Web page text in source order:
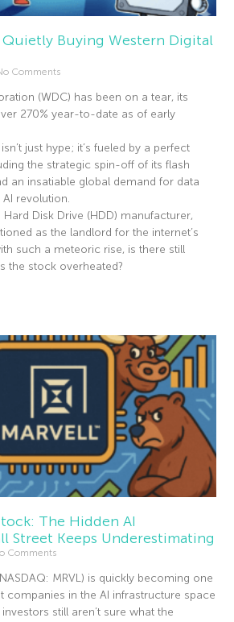
Quietly Buying Western Digital
Comments
(WDC) has been on a tear, its
270% year-to-date as of early
just hype; it’s fueled by a perfect
the strategic spin-off of its flash
an insatiable global demand for data
revolution.
Hard Disk Drive (HDD) manufacturer,
as the landlord for the internet’s
such a meteoric rise, is there still
the stock overheated?
The Hidden AI
Street Keeps Underestimating
Comments
MRVL) is quickly becoming one
companies in the AI infrastructure space
still aren’t sure what the